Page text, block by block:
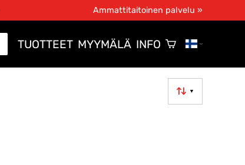
Ammattitaitoinen palvelu »
TUOTTEET MYYMÄLÄ INFO
▼